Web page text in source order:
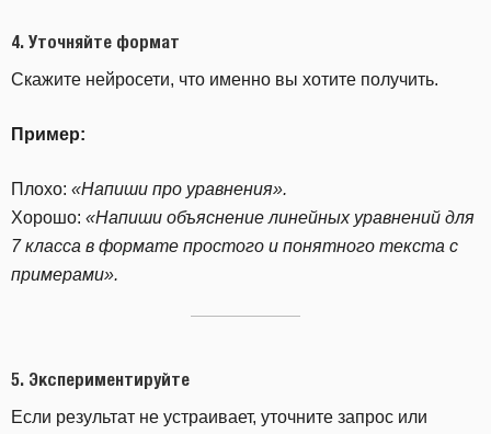
4. Уточняйте формат
Скажите нейросети, что именно вы хотите получить.
Пример:
Плохо: «Напиши про уравнения».
Хорошо: «Напиши объяснение линейных уравнений для
7 класса в формате простого и понятного текста с
примерами».
5. Экспериментируйте
Если результат не устраивает, уточните запрос или